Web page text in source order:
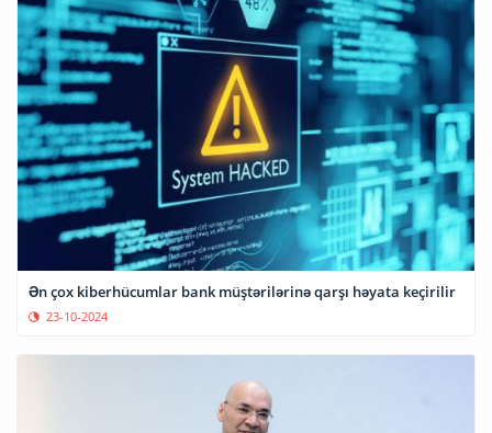
Ən çox kiberhücumlar bank müştərilərinə qarşı həyata keçirilir
23-10-2024